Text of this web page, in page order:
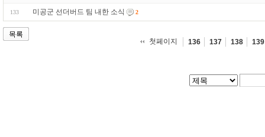
133 미공군 선더버드 팀 내한 소식 2
목록
첫페이지
136 137 138 139